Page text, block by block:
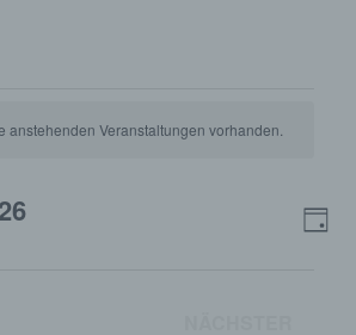
anstehenden Veranstaltungen vorhanden.